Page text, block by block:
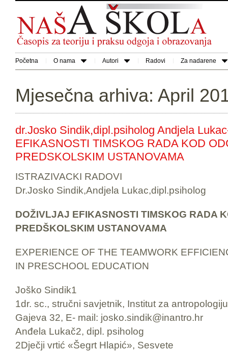
Početna O nama Autori Radovi Za nadarene
Mjesečna arhiva: April
dr.Josko Sindik,dipl.psiholog Andjela
EFIKASNOSTI TIMSKOG RADA KOD
PREDSKOLSKIM USTANOVAMA
ISTRAZIVACKI RADOVI
Dr.Josko Sindik,Andjela Lukac,dipl.psiholog
DOŽIVLJAJ EFIKASNOSTI TIMSKOG RADA
PREDŠKOLSKIM USTANOVAMA
EXPERIENCE OF THE TEAMWORK
IN PRESCHOOL EDUCATION
Joško Sindik1
1dr. sc., stručni savjetnik, Institut za
Gajeva 32, E- mail: josko.sindik@inantro.hr
Anđela Lukač2, dipl. psiholog
2Dječji vrtić «Šegrt Hlapić», Sesvete